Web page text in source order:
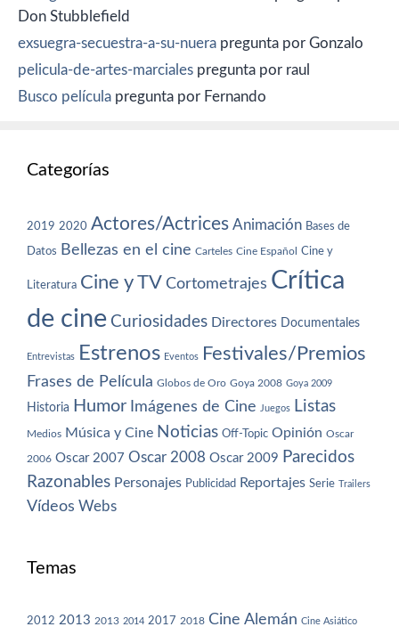
Don Stubblefield
exsuegra-secuestra-a-su-nuera pregunta por Gonzalo
pelicula-de-artes-marciales pregunta por raul
Busco película pregunta por Fernando
Categorías
2019 2020 Actores/Actrices Animación Bases de
Datos Bellezas en el cine Carteles Cine Español Cine y
Literatura Cine y TV Cortometrajes Crítica
de cine Curiosidades Directores Documentales
Entrevistas Estrenos Eventos Festivales/Premios
Frases de Película Globos de Oro Goya 2008 Goya 2009
Historia Humor Imágenes de Cine Juegos Listas
Medios Música y Cine Noticias Off-Topic Opinión Oscar
2006 Oscar 2007 Oscar 2008 Oscar 2009 Parecidos
Razonables Personajes Publicidad Reportajes Serie Trailers
Vídeos Webs
Temas
2012 2013 2013 2014 2017 2018 Cine Alemán Cine Asiático